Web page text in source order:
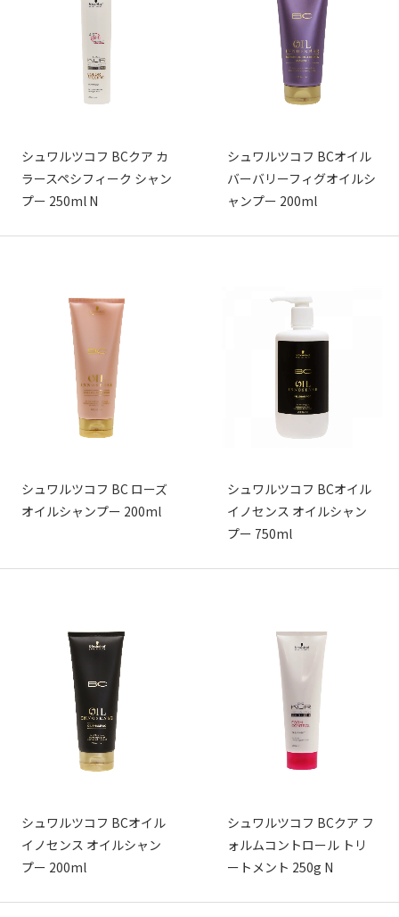
シュワルツコフ BCクア カ
ラースペシフィーク シャン
プー 250ml N
シュワルツコフ BCオイル
バーバリーフィグオイルシ
ャンプー 200ml
シュワルツコフ BC ローズ
オイルシャンプー 200ml
シュワルツコフ BCオイル
イノセンス オイルシャン
プー 750ml
シュワルツコフ BCオイル
イノセンス オイルシャン
プー 200ml
シュワルツコフ BCクア フ
ォルムコントロール トリ
ートメント 250g N